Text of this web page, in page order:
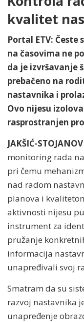
kvalitet
Portal ETV:
na časovima ne
da je izvršavanje
prebačeno na
nastavnika i
Ovo nijesu
rasprostranjen
JAKŠIĆ-
monitoring rada
pri čemu
nad radom
planova i
aktivnosti nijesu
instrument za
pružanje
informacija
unapređivali svoj
Smatram da su
razvoj nastavnika
unapređenje